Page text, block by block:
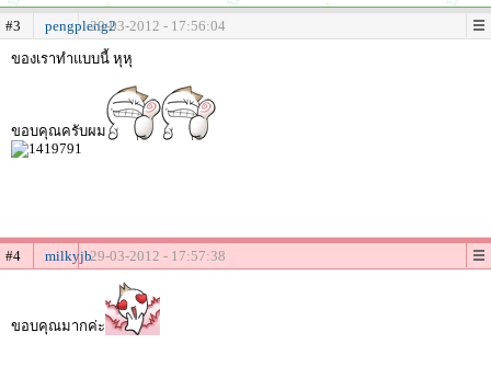
#3 pengpleng229-03-2012 - 17:56:04
ของเราทำแบบนี้ หุหุ
ขอบคุณครับผม
#4 milkyjb29-03-2012 - 17:57:38
ขอบคุณมากค่ะ